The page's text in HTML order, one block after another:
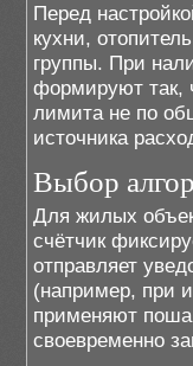
Перед
кухни,
группы. При
формируют так,
лимита не по
источника
Выбор
Для жилых
счётчик
отправляет
(например, при
применяют
своевременно